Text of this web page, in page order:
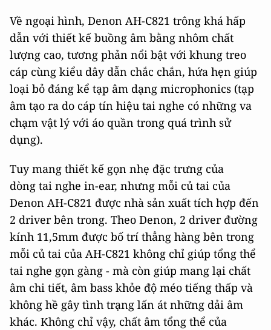
Về ngoại hình, Denon AH-C821 trông khá hấp
dẫn với thiết kế buồng âm bằng nhôm chất
lượng cao, tương phản nổi bật với khung treo
cáp cùng kiểu dây dẫn chắc chắn, hứa hẹn giúp
loại bỏ đáng kể tạp âm dạng microphonics (tạp
âm tạo ra do cáp tín hiệu tai nghe có những va
chạm vật lý với áo quần trong quá trình sử
dụng).
Tuy mang thiết kế gọn nhẹ đặc trưng của
dòng tai nghe in-ear, nhưng mỗi củ tai của
Denon AH-C821 được nhà sản xuất tích hợp đến
2 driver bên trong. Theo Denon, 2 driver đường
kính 11,5mm được bố trí thẳng hàng bên trong
mỗi củ tai của AH-C821 không chỉ giúp tổng thể
tai nghe gọn gàng - mà còn giúp mang lại chất
âm chi tiết, âm bass khỏe độ méo tiếng thấp và
không hề gây tình trạng lấn át những dải âm
khác. Không chỉ vậy, chất âm tổng thể của